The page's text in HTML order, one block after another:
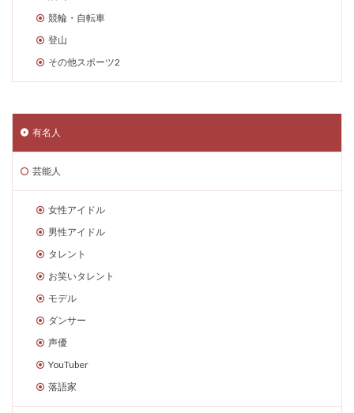
競輪・自転車
登山
その他スポーツ2
有名人
芸能人
女性アイドル
男性アイドル
タレント
お笑いタレント
モデル
ダンサー
声優
YouTuber
落語家